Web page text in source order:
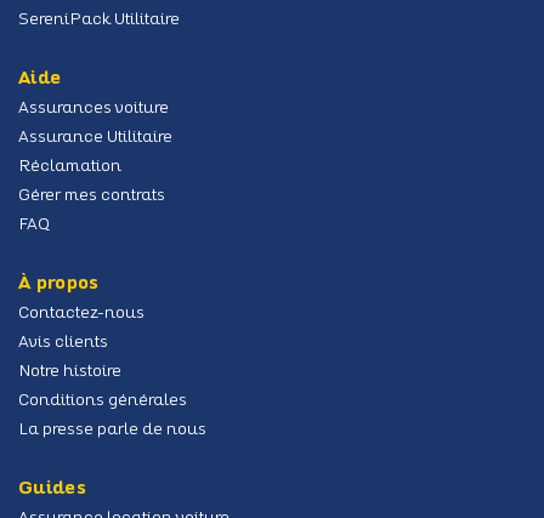
SereniPack Utilitaire
Aide
Assurances voiture
Assurance Utilitaire
Réclamation
Gérer mes contrats
FAQ
À propos
Contactez-nous
Avis clients
Notre histoire
Conditions générales
La presse parle de nous
Guides